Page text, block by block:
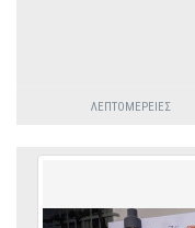
ΛΕΠΤΟΜΈΡΕΙΕΣ